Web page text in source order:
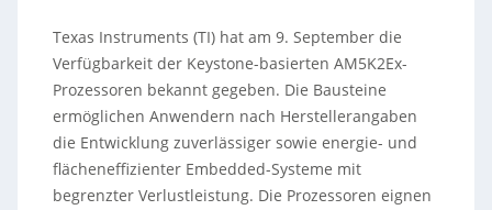
Texas Instruments (TI) hat am 9. September die
Verfügbarkeit der Keystone-basierten AM5K2Ex-
Prozessoren bekannt gegeben. Die Bausteine
ermöglichen Anwendern nach Herstellerangaben
die Entwicklung zuverlässiger sowie energie- und
flächeneffizienter Embedded-Systeme mit
begrenzter Verlustleistung. Die Prozessoren eignen